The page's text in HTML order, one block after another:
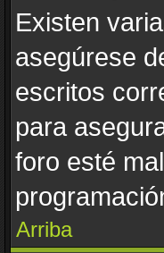
Existen
asegúrese
escritos
para
foro esté
Arriba